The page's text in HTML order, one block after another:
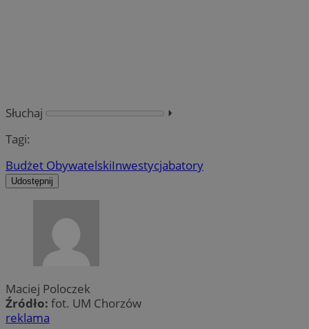
Słuchaj
⏵︎
Tagi:
Budżet ObywatelskiInwestycjabatory
Udostępnij
Maciej Poloczek
Źródło: fot. UM Chorzów
reklama